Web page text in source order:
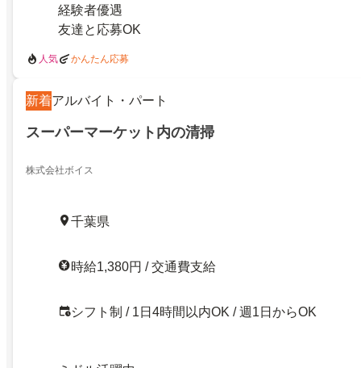
経験者優遇
友達と応募OK
人気 かんたん応募
新着アルバイト・パート
スーパーマーケット内の清掃
株式会社ボイス
千葉県
時給1,380円 / 交通費支給
シフト制 / 1日4時間以内OK / 週1日からOK